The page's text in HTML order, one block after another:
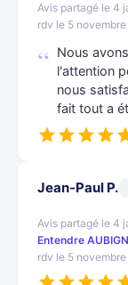
Avis partagé le 4
rdv le 5 novembre
Nous
l'attention
nous
fait tout a
Jean-Paul P.
Avis partagé le 4
Entendre
rdv le 5 novembre